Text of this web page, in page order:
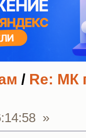
/ Re: МК
»